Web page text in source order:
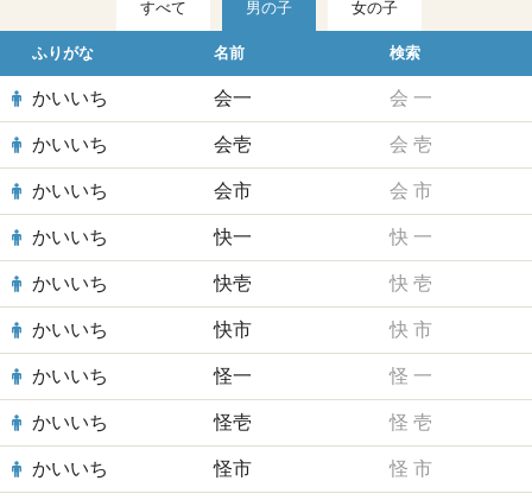
すべて 男の子 女の子
ふりがな 名前 検索
かいいち 会一 会 一
かいいち 会壱 会 壱
かいいち 会市 会 市
かいいち 快一 快 一
かいいち 快壱 快 壱
かいいち 快市 快 市
かいいち 怪一 怪 一
かいいち 怪壱 怪 壱
かいいち 怪市 怪 市